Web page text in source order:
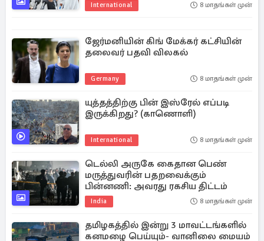
International 8 மாதங்கள் முன்
ஜேர்மனியின் கிங் மேக்கர் கட்சியின்
தலைவர் பதவி விலகல்
Germany 8 மாதங்கள் முன்
யுத்தத்திற்கு பின் இஸ்ரேல் எப்படி
இருக்கிறது? (காணொளி)
International 8 மாதங்கள் முன்
டெல்லி அருகே கைதான பெண்
மருத்துவரின் பதறவைக்கும்
பின்னணி: அவரது ரகசிய திட்டம்
India 8 மாதங்கள் முன்
தமிழகத்தில் இன்று 3 மாவட்டங்களில்
கனமழை பெய்யும்- வானிலை மையம்